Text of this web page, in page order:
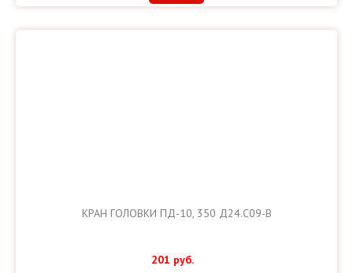
КРАН ГОЛОВКИ ПД-10, 350 Д24.С09-В
201 руб.